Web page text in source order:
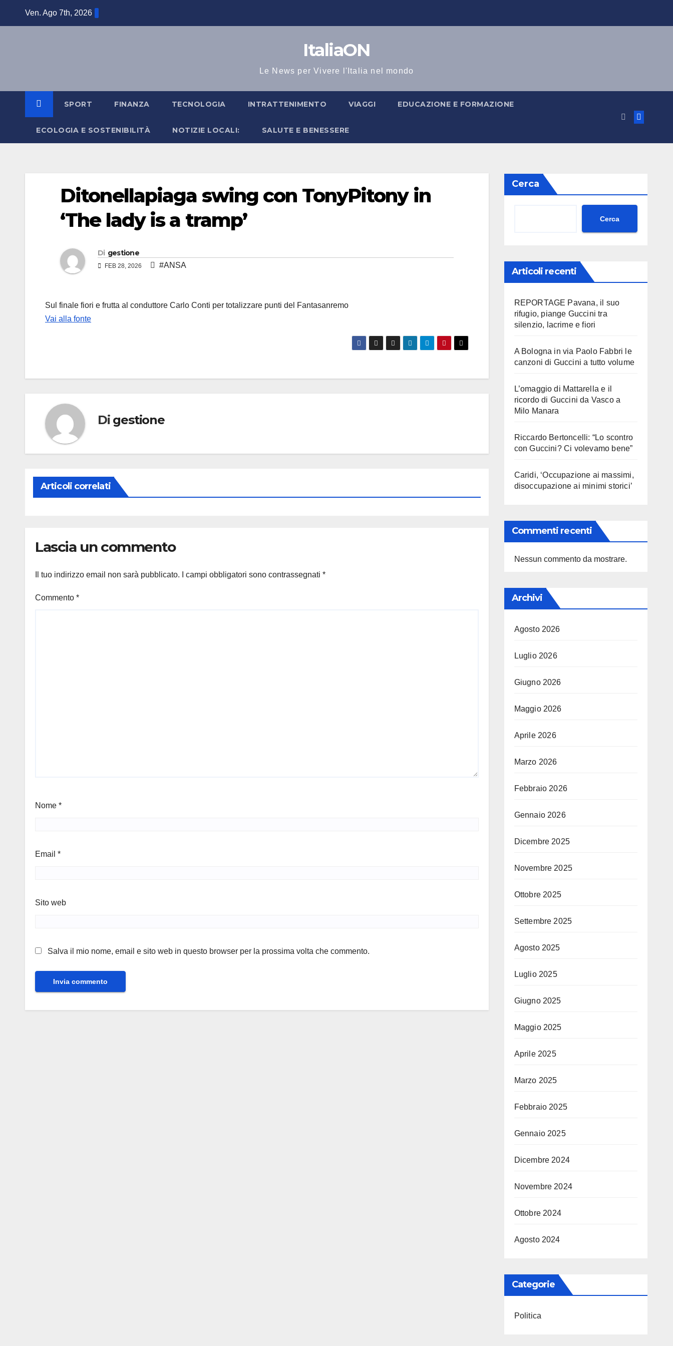
Ven. Ago 7th, 2026
ItaliaON
Le News per Vivere l'Italia nel mondo
SPORT FINANZA TECNOLOGIA INTRATTENIMENTO VIAGGI EDUCAZIONE E FORMAZIONE
ECOLOGIA E SOSTENIBILITÀ NOTIZIE LOCALI: SALUTE E BENESSERE
Ditonellapiaga swing con TonyPitony in
‘The lady is a tramp’
Di gestione
FEB 28, 2026 #ANSA
Sul finale fiori e frutta al conduttore Carlo Conti per totalizzare punti del Fantasanremo
Vai alla fonte
Di gestione
Articoli correlati
Lascia un commento
Il tuo indirizzo email non sarà pubblicato. I campi obbligatori sono contrassegnati *
Commento *
Nome *
Email *
Sito web
Salva il mio nome, email e sito web in questo browser per la prossima volta che commento.
Cerca
Cerca
Articoli recenti
REPORTAGE Pavana, il suo
rifugio, piange Guccini tra
silenzio, lacrime e fiori
A Bologna in via Paolo Fabbri le
canzoni di Guccini a tutto volume
L’omaggio di Mattarella e il
ricordo di Guccini da Vasco a
Milo Manara
Riccardo Bertoncelli: “Lo scontro
con Guccini? Ci volevamo bene”
Caridi, ‘Occupazione ai massimi,
disoccupazione ai minimi storici’
Commenti recenti
Nessun commento da mostrare.
Archivi
Agosto 2026
Luglio 2026
Giugno 2026
Maggio 2026
Aprile 2026
Marzo 2026
Febbraio 2026
Gennaio 2026
Dicembre 2025
Novembre 2025
Ottobre 2025
Settembre 2025
Agosto 2025
Luglio 2025
Giugno 2025
Maggio 2025
Aprile 2025
Marzo 2025
Febbraio 2025
Gennaio 2025
Dicembre 2024
Novembre 2024
Ottobre 2024
Agosto 2024
Categorie
Politica